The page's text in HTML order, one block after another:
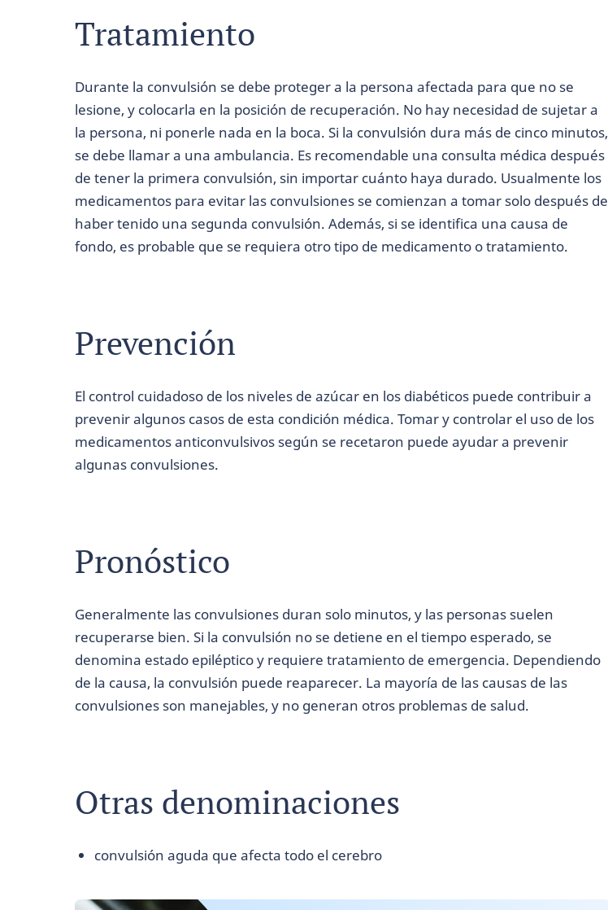
Tratamiento
Durante la convulsión se debe proteger a la persona afectada para que no se
lesione, y colocarla en la posición de recuperación. No hay necesidad de sujetar a
la persona, ni ponerle nada en la boca. Si la convulsión dura más de cinco minutos,
se debe llamar a una ambulancia. Es recomendable una consulta médica después
de tener la primera convulsión, sin importar cuánto haya durado. Usualmente los
medicamentos para evitar las convulsiones se comienzan a tomar solo después de
haber tenido una segunda convulsión. Además, si se identifica una causa de
fondo, es probable que se requiera otro tipo de medicamento o tratamiento.
Prevención
El control cuidadoso de los niveles de azúcar en los diabéticos puede contribuir a
prevenir algunos casos de esta condición médica. Tomar y controlar el uso de los
medicamentos anticonvulsivos según se recetaron puede ayudar a prevenir
algunas convulsiones.
Pronóstico
Generalmente las convulsiones duran solo minutos, y las personas suelen
recuperarse bien. Si la convulsión no se detiene en el tiempo esperado, se
denomina estado epiléptico y requiere tratamiento de emergencia. Dependiendo
de la causa, la convulsión puede reaparecer. La mayoría de las causas de las
convulsiones son manejables, y no generan otros problemas de salud.
Otras denominaciones
convulsión aguda que afecta todo el cerebro